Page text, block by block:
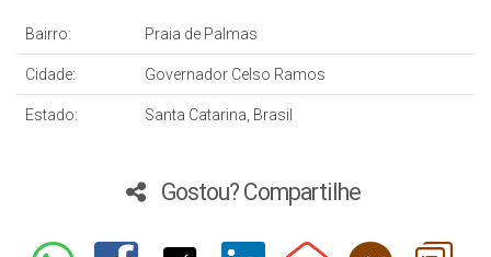
Bairro: Praia de Palmas
Cidade: Governador Celso Ramos
Estado: Santa Catarina, Brasil
Gostou? Compartilhe